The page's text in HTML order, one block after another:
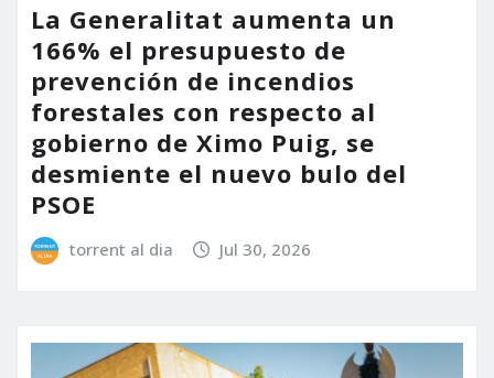
La Generalitat aumenta un
166% el presupuesto de
prevención de incendios
forestales con respecto al
gobierno de Ximo Puig, se
desmiente el nuevo bulo del
PSOE
torrent al dia Jul 30, 2026